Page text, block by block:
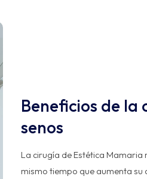
Beneficios de la
senos
La cirugía de Estética
mismo tiempo que aumenta su